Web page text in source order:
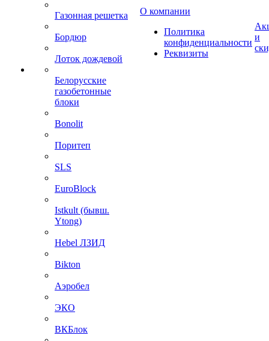
Газонная решетка
Бордюр
Лоток дождевой
Белорусские
газобетонные
блоки
Bonolit
Поритеп
SLS
EuroBlock
Istkult (бывш.
Ytong)
Hebel ЛЗИД
Bikton
Аэробел
ЭКО
ВКБлок
О компании
Политика
конфиденциальности
Реквизиты
и